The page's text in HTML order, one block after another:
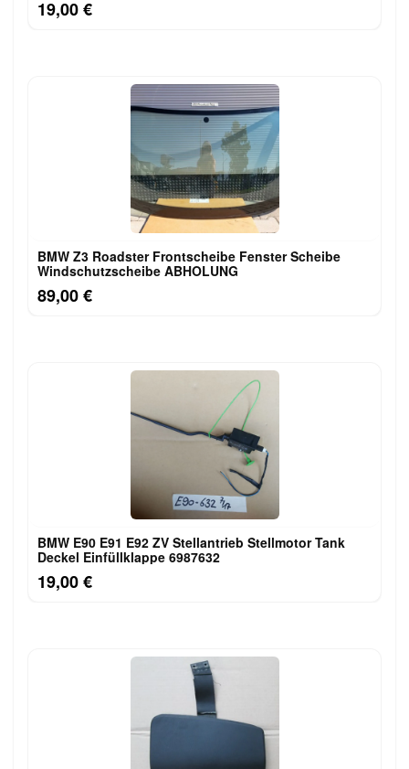
19,00 €
BMW Z3 Roadster Frontscheibe Fenster Scheibe
Windschutzscheibe ABHOLUNG
89,00 €
BMW E90 E91 E92 ZV Stellantrieb Stellmotor Tank
Deckel Einfüllklappe 6987632
19,00 €